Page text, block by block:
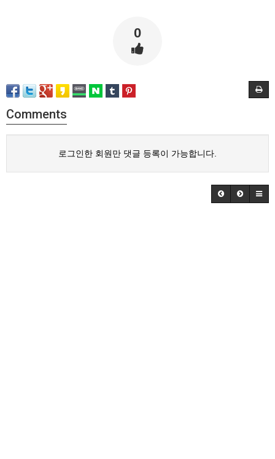
0
Comments
로그인한 회원만 댓글 등록이 가능합니다.